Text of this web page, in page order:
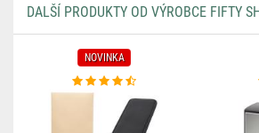
DALŠÍ PRODUKTY OD VÝROBCE FIFTY
NOVINKA